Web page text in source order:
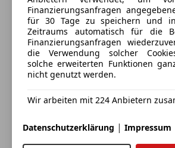
Deine E-Mail
Deine Telefonnummer (optional)
Ich möchte auf meine Interessen
kann dieseEinwilligung jederzeit mit
widerrufen.
Finanzierungsanfragen
für 30 Tage zu speichern und
Zeitraums automatisch für die
Finanzierungsanfragen
die Verwendung solcher
solche erweiterten Funktionen
nicht genutzt werden.
Wir arbeiten mit 224 Anbietern
Datenschutzerklärung | Impressum